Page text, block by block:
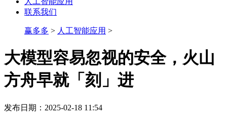
联系我们
赢多多 > 人工智能应用 >
大模型容易忽视的安全，火山
方舟早就「刻」进
发布日期：2025-02-18 11:54